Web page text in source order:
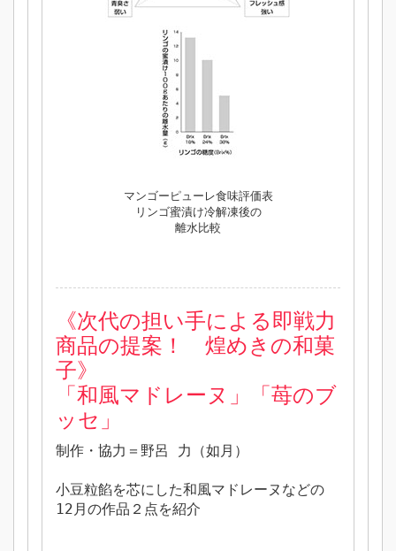
マンゴーピューレ食味評価表
リンゴ蜜漬け冷解凍後の
離水比較
《次代の担い手による即戦力
商品の提案！ 煌めきの和菓
子》
「和風マドレーヌ」「苺のブ
ッセ」
制作・協力＝野呂 力（如月）
小豆粒餡を芯にした和風マドレーヌなどの
12月の作品２点を紹介